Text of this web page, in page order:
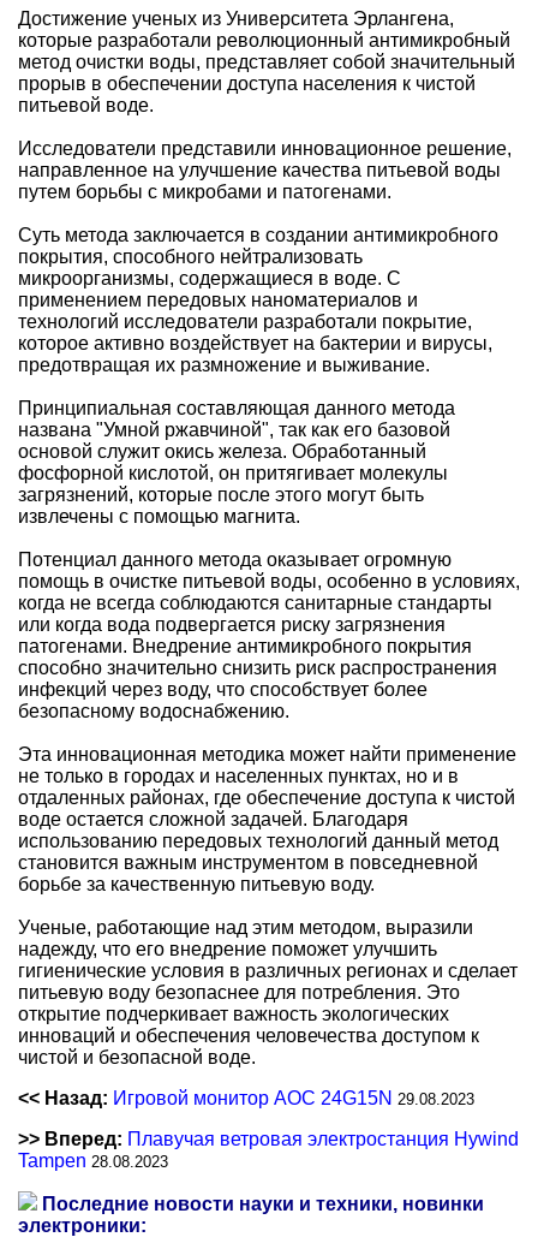
Достижение ученых из Университета Эрлангена,
которые разработали революционный антимикробный
метод очистки воды, представляет собой значительный
прорыв в обеспечении доступа населения к чистой
питьевой воде.
Исследователи представили инновационное решение,
направленное на улучшение качества питьевой воды
путем борьбы с микробами и патогенами.
Суть метода заключается в создании антимикробного
покрытия, способного нейтрализовать
микроорганизмы, содержащиеся в воде. С
применением передовых наноматериалов и
технологий исследователи разработали покрытие,
которое активно воздействует на бактерии и вирусы,
предотвращая их размножение и выживание.
Принципиальная составляющая данного метода
названа "Умной ржавчиной", так как его базовой
основой служит окись железа. Обработанный
фосфорной кислотой, он притягивает молекулы
загрязнений, которые после этого могут быть
извлечены с помощью магнита.
Потенциал данного метода оказывает огромную
помощь в очистке питьевой воды, особенно в условиях,
когда не всегда соблюдаются санитарные стандарты
или когда вода подвергается риску загрязнения
патогенами. Внедрение антимикробного покрытия
способно значительно снизить риск распространения
инфекций через воду, что способствует более
безопасному водоснабжению.
Эта инновационная методика может найти применение
не только в городах и населенных пунктах, но и в
отдаленных районах, где обеспечение доступа к чистой
воде остается сложной задачей. Благодаря
использованию передовых технологий данный метод
становится важным инструментом в повседневной
борьбе за качественную питьевую воду.
Ученые, работающие над этим методом, выразили
надежду, что его внедрение поможет улучшить
гигиенические условия в различных регионах и сделает
питьевую воду безопаснее для потребления. Это
открытие подчеркивает важность экологических
инноваций и обеспечения человечества доступом к
чистой и безопасной воде.
<< Назад: Игровой монитор AOC 24G15N 29.08.2023
>> Вперед: Плавучая ветровая электростанция Hywind
Tampen 28.08.2023
Последние новости науки и техники, новинки
электроники: